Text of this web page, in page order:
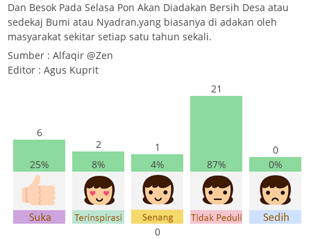
Dan Besok Pada Selasa Pon Akan Diadakan Bersih Desa atau
sedekaj Bumi atau Nyadran,yang biasanya di adakan oleh
masyarakat sekitar setiap satu tahun sekali.
Sumber : Alfaqir @Zen
Editor : Agus Kuprit
6
25%
2
8%
1
4%
21
87%
0
0%
0